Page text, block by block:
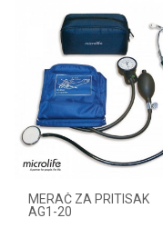
MERAČ ZA PRITISAK
AG1-20